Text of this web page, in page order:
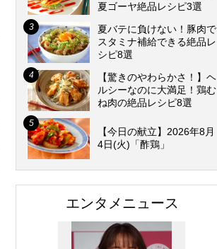
夏ゴーヤ絶品レシピ3選
夏バテに負けない！豚肉で
スタミナ補給できる絶品レ
シピ8選
【驚きのやわらかさ！】ヘ
ルシーなのに大満足！鶏む
ね肉の絶品レシピ8選
【今日の献立】2026年8月
4日(火)「酢鶏」
エンタメニュース